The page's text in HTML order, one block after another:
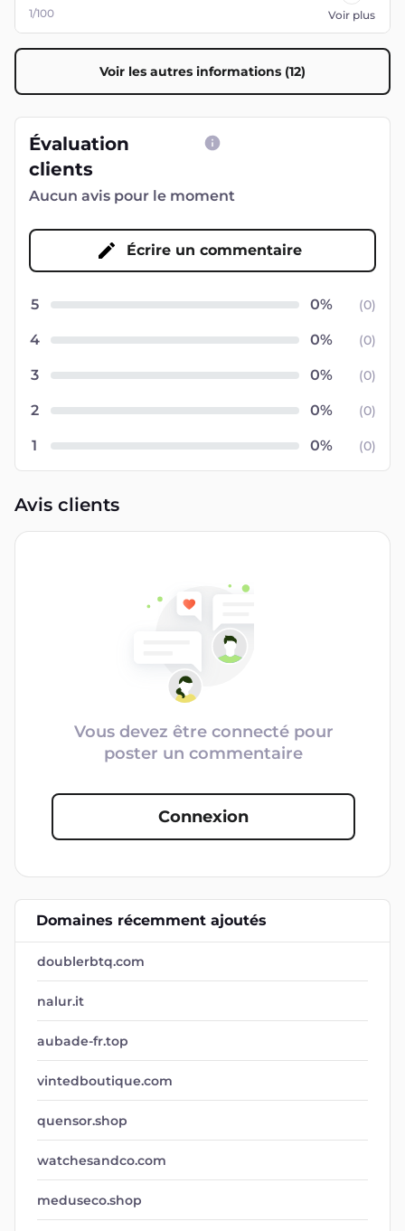
1/100 Voir plus
Voir les autres informations (12)
Évaluation
clients
Aucun avis pour le moment
Écrire un commentaire
5 (0)
4 (0)
3 (0)
2 (0)
1 (0)
Avis clients
Vous devez être connecté pour
poster un commentaire
Connexion
Domaines récemment ajoutés
doublerbtq.com
nalur.it
aubade-fr.top
vintedboutique.com
quensor.shop
watchesandco.com
meduseco.shop